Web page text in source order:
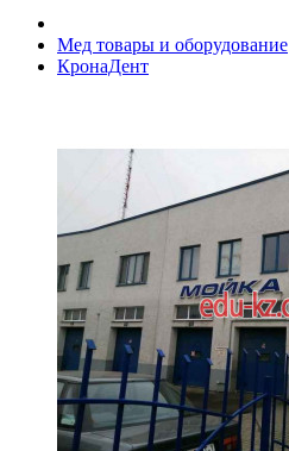
Мед товары и оборудование
КронаДент